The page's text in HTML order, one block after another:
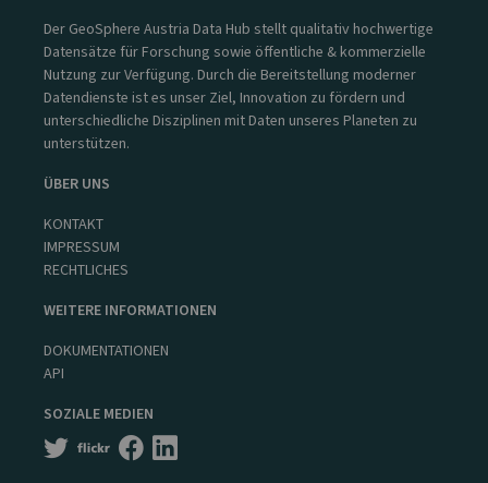
Der GeoSphere Austria Data Hub stellt qualitativ hochwertige
Datensätze für Forschung sowie öffentliche & kommerzielle
Nutzung zur Verfügung. Durch die Bereitstellung moderner
Datendienste ist es unser Ziel, Innovation zu fördern und
unterschiedliche Disziplinen mit Daten unseres Planeten zu
unterstützen.
ÜBER UNS
KONTAKT
IMPRESSUM
RECHTLICHES
WEITERE INFORMATIONEN
DOKUMENTATIONEN
API
SOZIALE MEDIEN